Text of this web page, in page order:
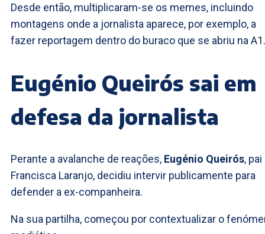
Desde então, multiplicaram-se os memes, incluindo
montagens onde a jornalista aparece, por exemplo, a
fazer reportagem dentro do buraco que se abriu na A1.
Eugénio Queirós sai em
defesa da jornalista
Perante a avalanche de reações, Eugénio Queirós,
Francisca Laranjo, decidiu intervir publicamente para
defender a ex-companheira.
Na sua partilha, começou por contextualizar o